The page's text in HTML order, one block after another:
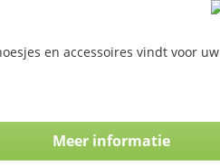
en accessoires vindt voor uw
Meer informatie